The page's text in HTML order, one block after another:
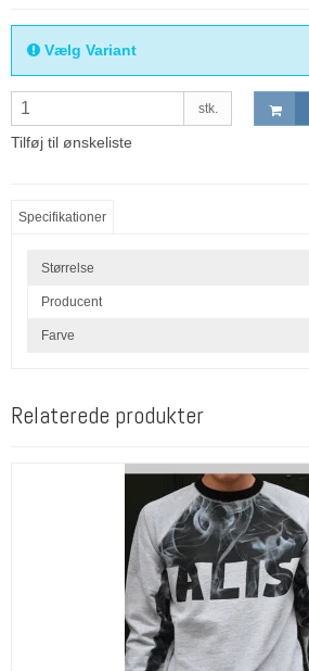
Vælg Variant
stk.
Tilføj til ønskeliste
Specifikationer
Størrelse
Producent
Farve
Relaterede produkter